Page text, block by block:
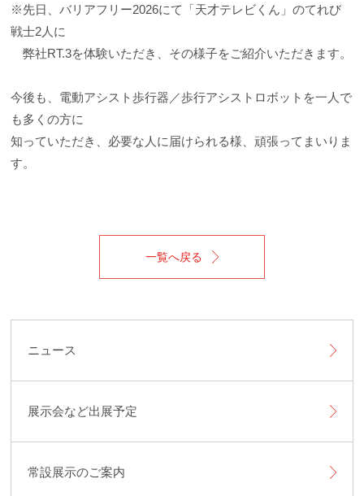
※先日、バリアフリー2026にて「天才テレビくん」のてれび
戦士2人に
弊社RT.3を体験いただき、その様子をご紹介いただきます。
今後も、電動アシスト歩行器／歩行アシストロボットを一人で
も多くの方に
知っていただき、必要な人に届けられる様、頑張ってまいりま
す。
一覧へ戻る
ニュース
展示会など出展予定
常設展示のご案内